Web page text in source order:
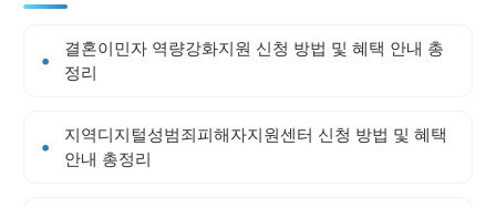
결혼이민자 역량강화지원 신청 방법 및 혜택 안내 총
정리
지역디지털성범죄피해자지원센터 신청 방법 및 혜택
안내 총정리